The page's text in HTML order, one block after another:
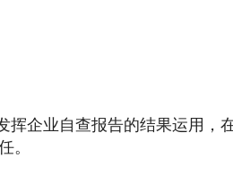
挥企业自查报告的结果运用，